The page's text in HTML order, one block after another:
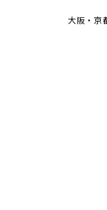
大阪・京